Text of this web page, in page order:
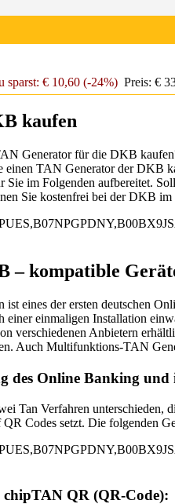
sparst: € 10,60 (-24%) Preis: €
kaufen
Generator für die DKB
einen TAN Generator der DKB
im Folgenden aufbereitet.
Sie kostenfrei bei der DKB im
– kompatible
eines der ersten deutschen
einmaligen Installation
verschiedenen Anbietern
Auch Multifunktions-TAN
des Online Banking
Tan Verfahren unterschieden,
Codes setzt. Die folgenden
QR (QR-Code):